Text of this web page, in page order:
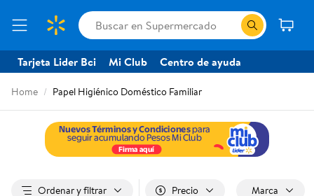
Tarjeta Lider Bci Mi Club Centro de ayuda
Home Papel Higiénico Doméstico Familiar
Ordenar y filtrar Precio Marca